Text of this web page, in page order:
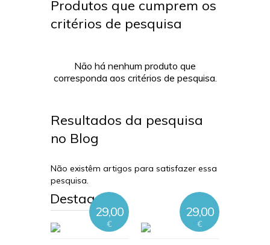
Produtos que cumprem os
critérios de pesquisa
Não há nenhum produto que
corresponda aos critérios de pesquisa.
Resultados da pesquisa
no Blog
Não existêm artigos para satisfazer essa
pesquisa.
Destaques
29,00
€
29,00
€